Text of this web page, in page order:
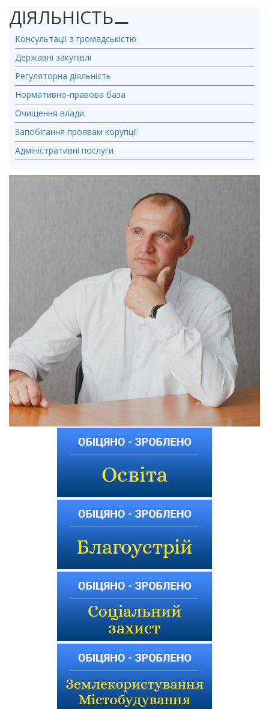
ДІЯЛЬНІСТЬ⚊
Консультації з громадськістю
Державні закупівлі
Регуляторна діяльність
Нормативно-правова база
Очищення влади
Запобігання проявам корупції
Адміністративні послуги